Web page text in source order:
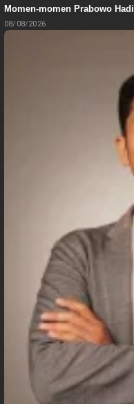
Momen-momen Prabowo
08/08/2026